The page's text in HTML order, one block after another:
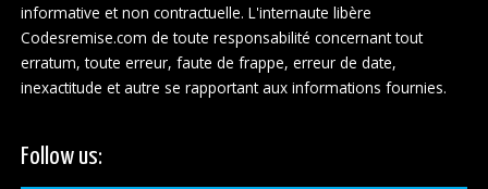
informative et non contractuelle. L'internaute libère
Codesremise.com de toute responsabilité concernant tout
erratum, toute erreur, faute de frappe, erreur de date,
inexactitude et autre se rapportant aux informations fournies.
Follow us: